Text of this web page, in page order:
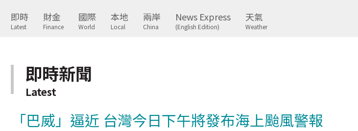
即時
Latest
財金
Finance
國際
World
本地
Local
兩岸
China
News Express
(English Edition)
天氣
Weather
即時新聞
Latest
「巴威」逼近 台灣今日下午將發布海上颱風警報